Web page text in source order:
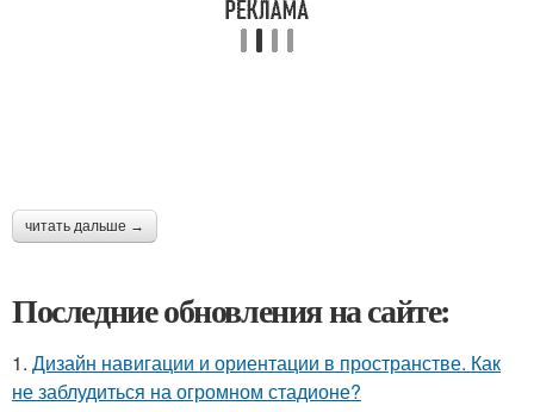
читать дальше →
Последние обновления на сайте:
1. Дизайн навигации и ориентации в пространстве. Как
не заблудиться на огромном стадионе?